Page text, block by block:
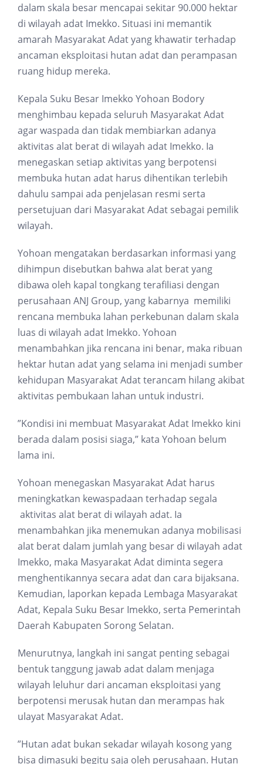
dalam skala besar mencapai sekitar 90.000 hektar
di wilayah adat Imekko. Situasi ini memantik
amarah Masyarakat Adat yang khawatir terhadap
ancaman eksploitasi hutan adat dan perampasan
ruang hidup mereka.
Kepala Suku Besar Imekko Yohoan Bodory
menghimbau kepada seluruh Masyarakat Adat
agar waspada dan tidak membiarkan adanya
aktivitas alat berat di wilayah adat Imekko. Ia
menegaskan setiap aktivitas yang berpotensi
membuka hutan adat harus dihentikan terlebih
dahulu sampai ada penjelasan resmi serta
persetujuan dari Masyarakat Adat sebagai pemilik
wilayah.
Yohoan mengatakan berdasarkan informasi yang
dihimpun disebutkan bahwa alat berat yang
dibawa oleh kapal tongkang terafiliasi dengan
perusahaan ANJ Group, yang kabarnya memiliki
rencana membuka lahan perkebunan dalam skala
luas di wilayah adat Imekko. Yohoan
menambahkan jika rencana ini benar, maka ribuan
hektar hutan adat yang selama ini menjadi sumber
kehidupan Masyarakat Adat terancam hilang akibat
aktivitas pembukaan lahan untuk industri.
”Kondisi ini membuat Masyarakat Adat Imekko kini
berada dalam posisi siaga,” kata Yohoan belum
lama ini.
Yohoan menegaskan Masyarakat Adat harus
meningkatkan kewaspadaan terhadap segala
aktivitas alat berat di wilayah adat. Ia
menambahkan jika menemukan adanya mobilisasi
alat berat dalam jumlah yang besar di wilayah adat
Imekko, maka Masyarakat Adat diminta segera
menghentikannya secara adat dan cara bijaksana.
Kemudian, laporkan kepada Lembaga Masyarakat
Adat, Kepala Suku Besar Imekko, serta Pemerintah
Daerah Kabupaten Sorong Selatan.
Menurutnya, langkah ini sangat penting sebagai
bentuk tanggung jawab adat dalam menjaga
wilayah leluhur dari ancaman eksploitasi yang
berpotensi merusak hutan dan merampas hak
ulayat Masyarakat Adat.
”Hutan adat bukan sekadar wilayah kosong yang
bisa dimasuki begitu saja oleh perusahaan. Hutan